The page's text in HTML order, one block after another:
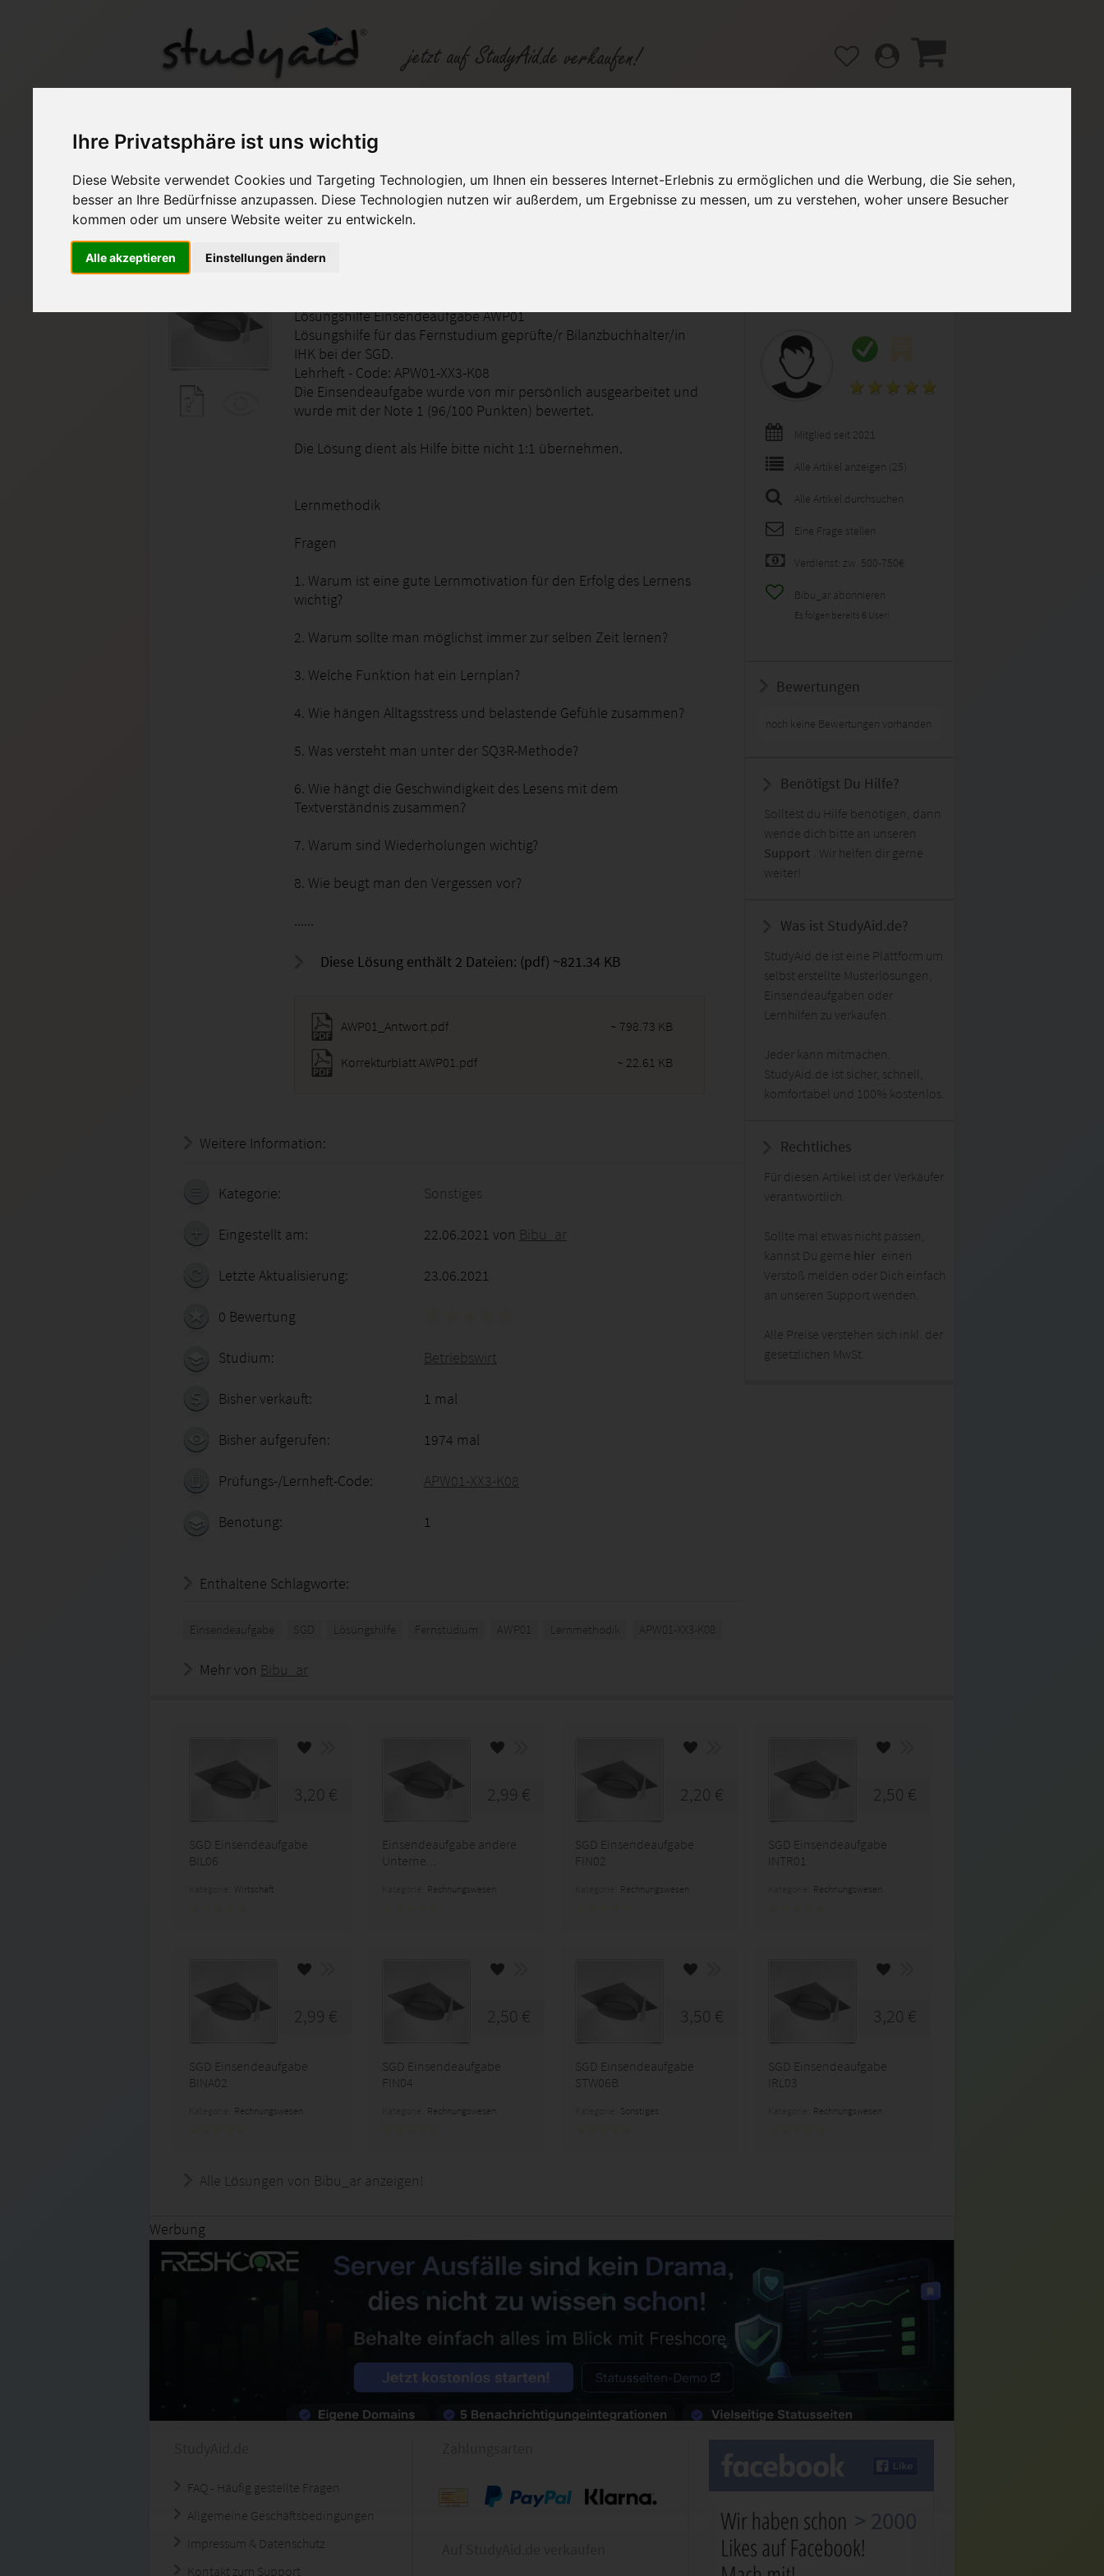
Ihre Privatsphäre ist uns wichtig
Diese Website verwendet Cookies und Targeting Technologien, um Ihnen ein besseres Internet-Erlebnis zu ermöglichen und die Werbung, die Sie sehen,
besser an Ihre Bedürfnisse anzupassen. Diese Technologien nutzen wir außerdem, um Ergebnisse zu messen, um zu verstehen, woher unsere Besucher
kommen oder um unsere Website weiter zu entwickeln.
Alle akzeptieren Einstellungen ändern
SGD Einsendeaufgabe AWP01 - Lernmethodik
Auf StudyAid.de verkaufen Kategorien Studiengänge / Lehrgänge Hilfe / FAQ
Lösungshilfe Einsendeaufgabe AWP01
Lösungshilfe für das Fernstudium geprüfte/r Bilanzbuchhalter/in
IHK bei der SGD.
Lehrheft - Code: APW01-XX3-K08
Die Einsendeaufgabe wurde von mir persönlich ausgearbeitet und
wurde mit der Note 1 (96/100 Punkten) bewertet.
Die Lösung dient als Hilfe bitte nicht 1:1 übernehmen.
Lernmethodik
Fragen
1. Warum ist eine gute Lernmotivation für den Erfolg des Lernens
wichtig?
2. Warum sollte man möglichst immer zur selben Zeit lernen?
3. Welche Funktion hat ein Lernplan?
4. Wie hängen Alltagsstress und belastende Gefühle zusammen?
5. Was versteht man unter der SQ3R-Methode?
6. Wie hängt die Geschwindigkeit des Lesens mit dem
Textverständnis zusammen?
7. Warum sind Wiederholungen wichtig?
8. Wie beugt man den Vergessen vor?
......
Diese Lösung enthält 2 Dateien: (pdf) ~821.34 KB
AWP01_Antwort.pdf ~ 798.73 KB
Korrekturblatt AWP01.pdf ~ 22.61 KB
Weitere Information:
Kategorie: Sonstiges
Eingestellt am: 22.06.2021 von Bibu_ar
Letzte Aktualisierung: 23.06.2021
0 Bewertung
Studium: Betriebswirt
Bisher verkauft: 1 mal
Bisher aufgerufen: 1974 mal
Prüfungs-/Lernheft-Code: APW01-XX3-K08
Benotung: 1
Enthaltene Schlagworte:
Einsendeaufgabe SGD Lösungshilfe Fernstudium AWP01 Lernmethodik APW01-XX3-K08
Mitglied seit 2021
Alle Artikel anzeigen (25)
Alle Artikel durchsuchen
Eine Frage stellen
Verdienst: zw. 500-750€
Bibu_ar abonnieren
Es folgen bereits 6 User!
Bewertungen
noch keine Bewertungen vorhanden
Benötigst Du Hilfe?
Solltest du Hilfe benötigen, dann
wende dich bitte an unseren
Support . Wir helfen dir gerne
weiter!
Was ist StudyAid.de?
StudyAid.de ist eine Plattform um
selbst erstellte Musterlösungen,
Einsendeaufgaben oder
Lernhilfen zu verkaufen.
Jeder kann mitmachen.
StudyAid.de ist sicher, schnell,
komfortabel und 100% kostenlos.
Rechtliches
Für diesen Artikel ist der Verkäufer
verantwortlich.
Sollte mal etwas nicht passen,
kannst Du gerne hier einen
Verstoß melden oder Dich einfach
an unseren Support wenden.
Alle Preise verstehen sich inkl. der
gesetzlichen MwSt.
Mehr von Bibu_ar
3,20 €
SGD Einsendeaufgabe
BIL06
Wirtschaft
2,99 €
Einsendeaufgabe andere
Unterne...
Rechnungswesen
2,20 €
SGD Einsendeaufgabe
FIN02
Rechnungswesen
2,50 €
SGD Einsendeaufgabe
INTR01
Rechnungswesen
2,99 €
SGD Einsendeaufgabe
BINA02
Rechnungswesen
2,50 €
SGD Einsendeaufgabe
FIN04
Rechnungswesen
3,50 €
SGD Einsendeaufgabe
STW06B
Sonstiges
3,20 €
SGD Einsendeaufgabe
IRL03
Rechnungswesen
Alle Lösungen von Bibu_ar anzeigen!
Werbung
FAQ - Häufig gestellte Fragen
Allgemeine Geschäftsbedingungen
Impressum & Datenschutz
Kontakt zum Support
> 2000